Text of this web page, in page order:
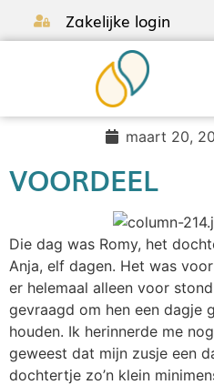
Zakelijke login
maart 20,
VOORDEEL
Die dag was Romy, het
Anja, elf dagen. Het was
er helemaal alleen voor
gevraagd om hen een dagje
houden. Ik herinnerde me
geweest dat mijn zusje een
dochtertje zo’n klein